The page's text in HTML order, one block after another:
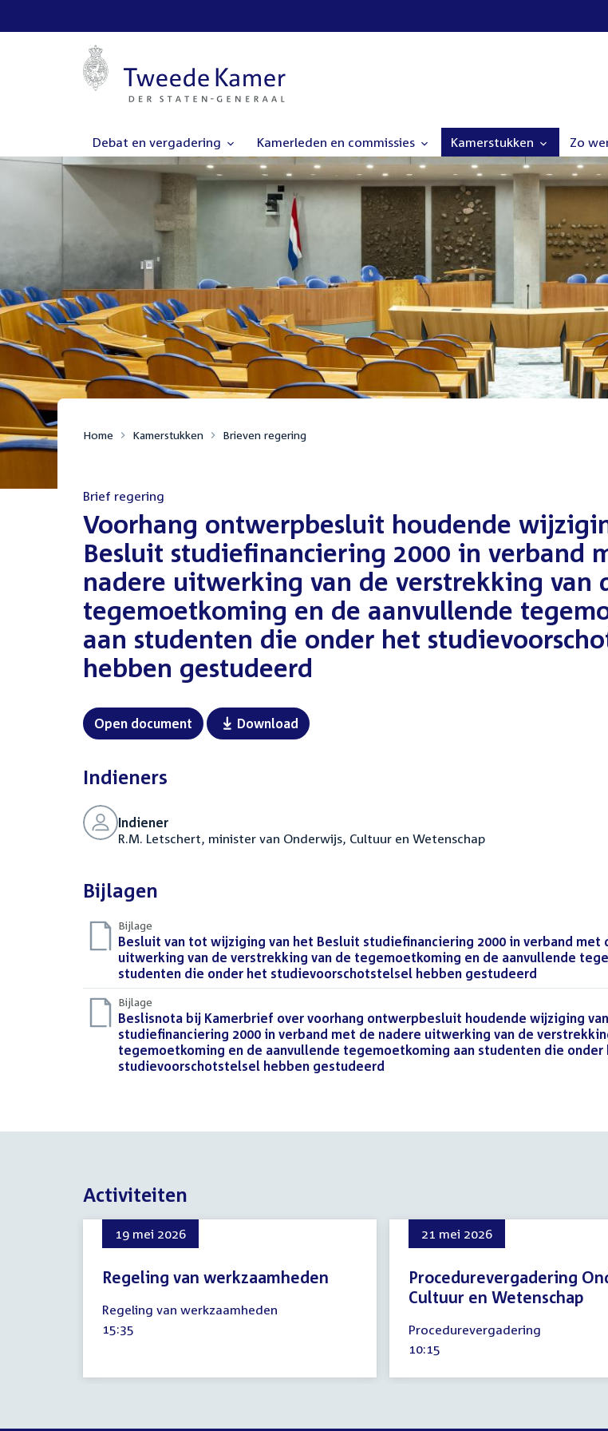
Debat en vergadering Kamerleden en commissies Kamerstukken Zo
Home Kamerstukken Brieven regering
Brief regering
:Voorhang ontwerpbesluit houdende
Besluit studiefinanciering 2000 in verband
nadere uitwerking van de verstrekking van
tegemoetkoming en de aanvullende
aan studenten die onder het
hebben gestudeerd
Open document Download
Indieners
Indiener
R.M. Letschert, minister van Onderwijs, Cultuur en Wetenschap
Bijlagen
Bijlage
Download
bestand:
Besluit van tot wijziging van het Besluit studiefinanciering 2000 in verband met
uitwerking van de verstrekking van de tegemoetkoming en de aanvullende
studenten die onder het studievoorschotstelsel hebben gestudeerd
Bijlage
Download
bestand:
Beslisnota bij Kamerbrief over voorhang ontwerpbesluit houdende wijziging
studiefinanciering 2000 in verband met de nadere uitwerking van de
tegemoetkoming en de aanvullende tegemoetkoming aan studenten die onder
studievoorschotstelsel hebben gestudeerd
Activiteiten
19 mei 2026
Regeling van werkzaamheden
mei
2026
Regeling van werkzaamheden
Tijd
15:35
21 mei 2026
Procedurevergadering
Cultuur en Wetenschap
mei
2026
Procedurevergadering
Tijd
10:15